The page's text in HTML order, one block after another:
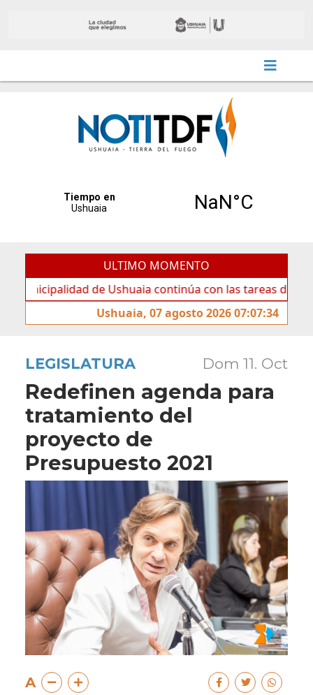
ULTIMO MOMENTO
de Ushuaia continúa con las tareas de
Ushuaia, 07 agosto 2026 07:07:34
LEGISLATURA Dom 11. Oct
Redefinen agenda para
tratamiento del
proyecto de
Presupuesto 2021
A